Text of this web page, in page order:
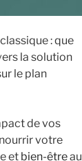
: que
la solution
le plan
de vos
votre
et bien-êtreau